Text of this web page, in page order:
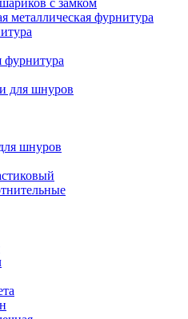
с замком
металлическая фурнитура
фурнитура
для шнуров
шнуров